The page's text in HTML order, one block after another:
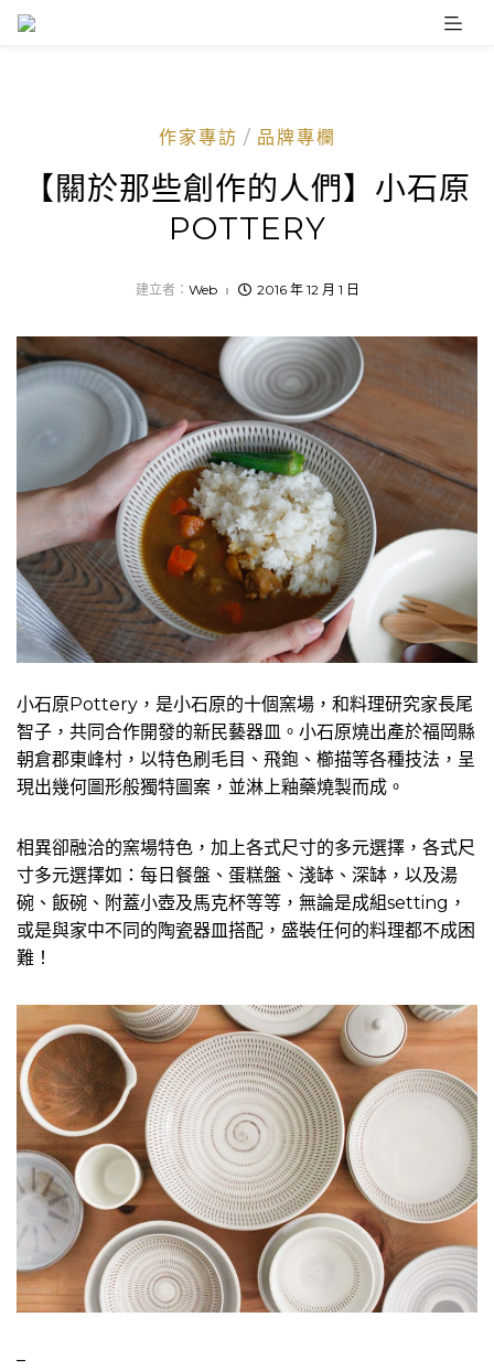
Skip
作家專訪 品牌專欄
【關於那些創作的人們】小石原
POTTERY
建立者： Web 2016 年 12 月 1 日
小石原Pottery，是小石原的十個窯場，和料理研究家長尾
智子，共同合作開發的新民藝器皿。小石原燒出產於福岡縣
朝倉郡東峰村，以特色刷毛目、飛鉋、櫛描等各種技法，呈
現出幾何圖形般獨特圖案，並淋上釉藥燒製而成。
相異卻融洽的窯場特色，加上各式尺寸的多元選擇，各式尺
寸多元選擇如：每日餐盤、蛋糕盤、淺缽、深缽，以及湯
碗、飯碗、附蓋小壺及馬克杯等等，無論是成組setting，
或是與家中不同的陶瓷器皿搭配，盛裝任何的料理都不成困
難！
–